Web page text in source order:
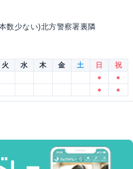
数少ない)北方警察署裏隣
火 水 木 金 土 日
祝
●
●
● ●